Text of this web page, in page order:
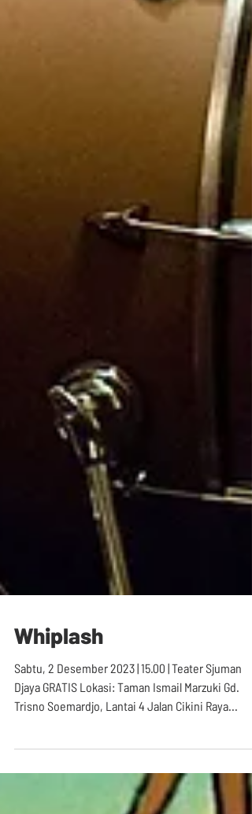
Whiplash
Sabtu, 2 Desember 2023 | 15.00 | Teater Sjuman
Djaya GRATIS Lokasi: Taman Ismail Marzuki Gd.